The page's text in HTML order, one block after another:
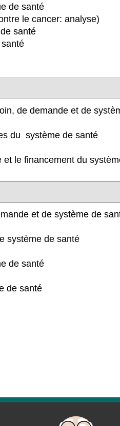
de santé
le cancer: analyse)
santé
de demande et de
du système de santé
le financement du
et de système de
système de santé
de santé
de santé